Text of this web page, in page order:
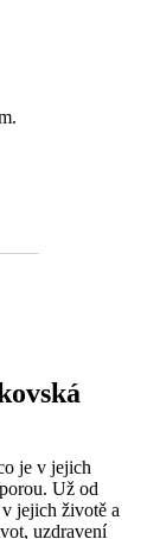
je v jejich
Už od
jejich životě a
uzdravení